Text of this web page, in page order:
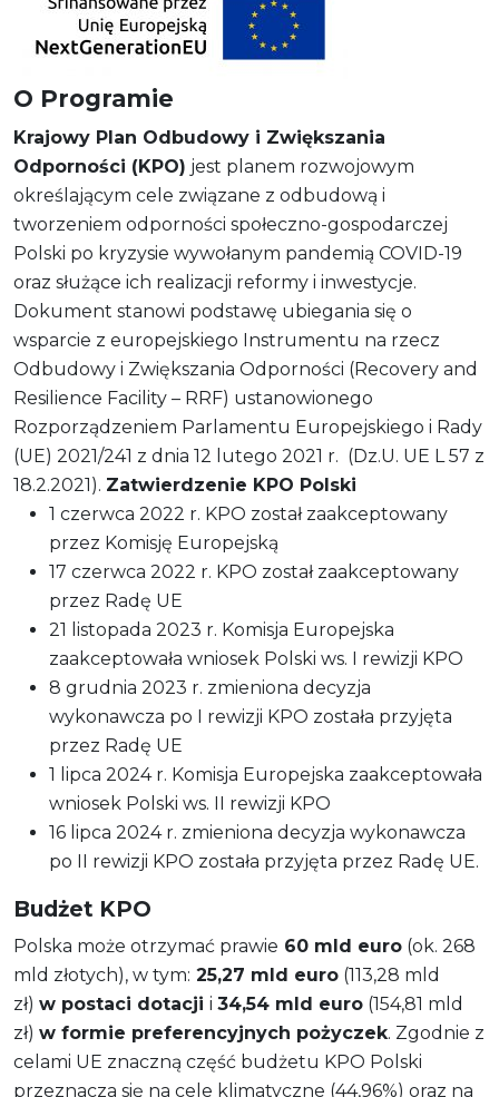
O Programie
Krajowy Plan Odbudowy i Zwiększania
Odporności (KPO) jest planem rozwojowym
określającym cele związane z odbudową i
tworzeniem odporności społeczno-gospodarczej
Polski po kryzysie wywołanym pandemią COVID-19
oraz służące ich realizacji reformy i inwestycje.
Dokument stanowi podstawę ubiegania się o
wsparcie z europejskiego Instrumentu na rzecz
Odbudowy i Zwiększania Odporności (Recovery and
Resilience Facility – RRF) ustanowionego
Rozporządzeniem Parlamentu Europejskiego i Rady
(UE) 2021/241 z dnia 12 lutego 2021 r. (Dz.U. UE L 57 z
18.2.2021). Zatwierdzenie KPO Polski
1 czerwca 2022 r. KPO został zaakceptowany
przez Komisję Europejską
17 czerwca 2022 r. KPO został zaakceptowany
przez Radę UE
21 listopada 2023 r. Komisja Europejska
zaakceptowała wniosek Polski ws. I rewizji KPO
8 grudnia 2023 r. zmieniona decyzja
wykonawcza po I rewizji KPO została przyjęta
przez Radę UE
1 lipca 2024 r. Komisja Europejska zaakceptowała
wniosek Polski ws. II rewizji KPO
16 lipca 2024 r. zmieniona decyzja wykonawcza
po II rewizji KPO została przyjęta przez Radę UE.
Budżet KPO
Polska może otrzymać prawie 60 mld euro (ok. 268
mld złotych), w tym: 25,27 mld euro (113,28 mld
zł) w postaci dotacji i 34,54 mld euro (154,81 mld
zł) w formie preferencyjnych pożyczek. Zgodnie z
celami UE znaczną część budżetu KPO Polski
przeznacza się na cele klimatyczne (44,96%) oraz na